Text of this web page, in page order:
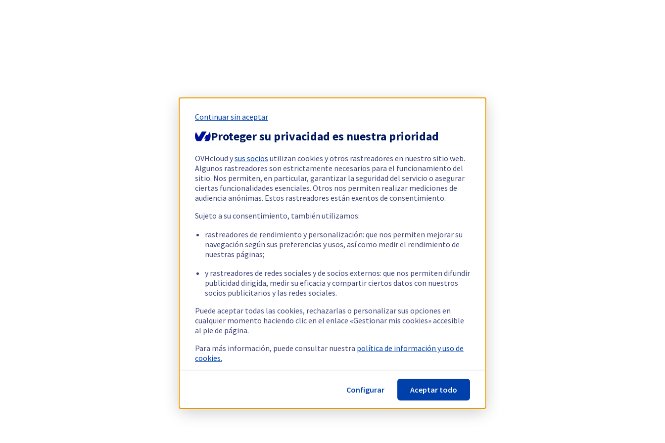
Continuar sin aceptar
Proteger su privacidad es nuestra prioridad
OVHcloud ysus socios utilizan cookies y otros rastreadores en nuestro sitio web.
Algunos rastreadores son estrictamente necesarios para el funcionamiento del
sitio. Nos permiten, en particular, garantizar la seguridad del servicio o asegurar
ciertas funcionalidades esenciales. Otros nos permiten realizar mediciones de
audiencia anónimas. Estos rastreadores están exentos de consentimiento.
Sujeto a su consentimiento, también utilizamos:
rastreadores de rendimiento y personalización: que nos permiten mejorar su
navegación según sus preferencias y usos, así como medir el rendimiento de
nuestras páginas;
y rastreadores de redes sociales y de socios externos: que nos permiten difundir
publicidad dirigida, medir su eficacia y compartir ciertos datos con nuestros
socios publicitarios y las redes sociales.
Puede aceptar todas las cookies, rechazarlas o personalizar sus opciones en
cualquier momento haciendo clic en el enlace «Gestionar mis cookies» accesible
al pie de página.
Para más información, puede consultar nuestra política de información y uso de
cookies.
Configurar Aceptar todo